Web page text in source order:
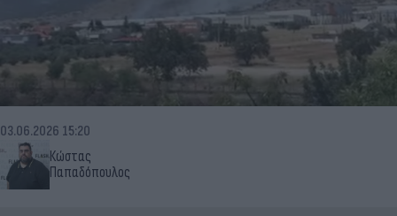
Κώστας
Παπαδόπουλος
03.06.2026 15:20